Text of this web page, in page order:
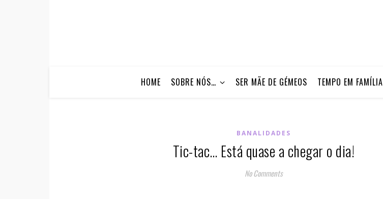
HOME SOBRE NÓS… SER MÃE DE GÉMEOS TEMPO EM FAMÍLIA
BANALIDADES
Tic-tac… Está quase a chegar o dia!
No Comments